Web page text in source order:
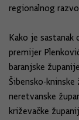
regionalnog
Kako je sastanak
premijer
baranjske
Šibensko-kninske
neretvanske
križevačke